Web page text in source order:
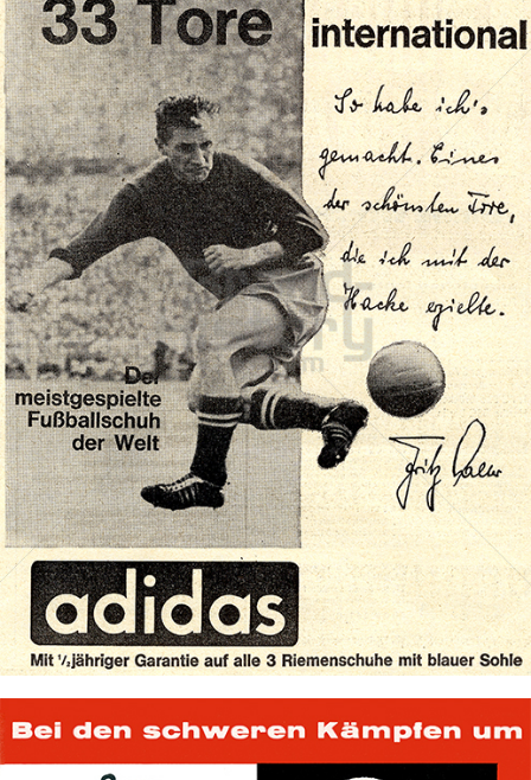
adidas adidas-Salomon AG 1963
Bild-ID: 71836